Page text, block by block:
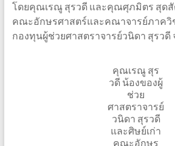
โดยคุณเรณู สุรวดี และคุณศุภมิตร สุด
คณะอักษรศาสตร์และคณาจารย์ภาควิ
กองทุนผู้ช่วยศาสตราจารย์วนิดา สุรวดี
คุณเรณู สุร
วดี น้องของผู้
ช่วย
ศาสตราจารย์
วนิดา สุรวดี
และศิษย์เก่า
คณะอักษร